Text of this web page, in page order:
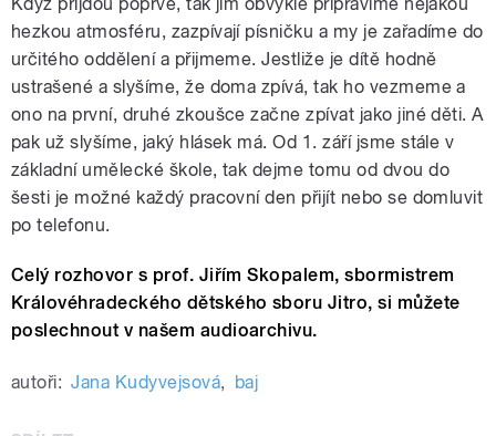
Když přijdou poprvé, tak jim obvykle připravíme nějakou
hezkou atmosféru, zazpívají písničku a my je zařadíme do
určitého oddělení a přijmeme. Jestliže je dítě hodně
ustrašené a slyšíme, že doma zpívá, tak ho vezmeme a
ono na první, druhé zkoušce začne zpívat jako jiné děti. A
pak už slyšíme, jaký hlásek má. Od 1. září jsme stále v
základní umělecké škole, tak dejme tomu od dvou do
šesti je možné každý pracovní den přijít nebo se domluvit
po telefonu.
Celý rozhovor s prof. Jiřím Skopalem, sbormistrem
Královéhradeckého dětského sboru Jitro, si můžete
poslechnout v našem audioarchivu.
autoři: Jana Kudyvejsová, baj